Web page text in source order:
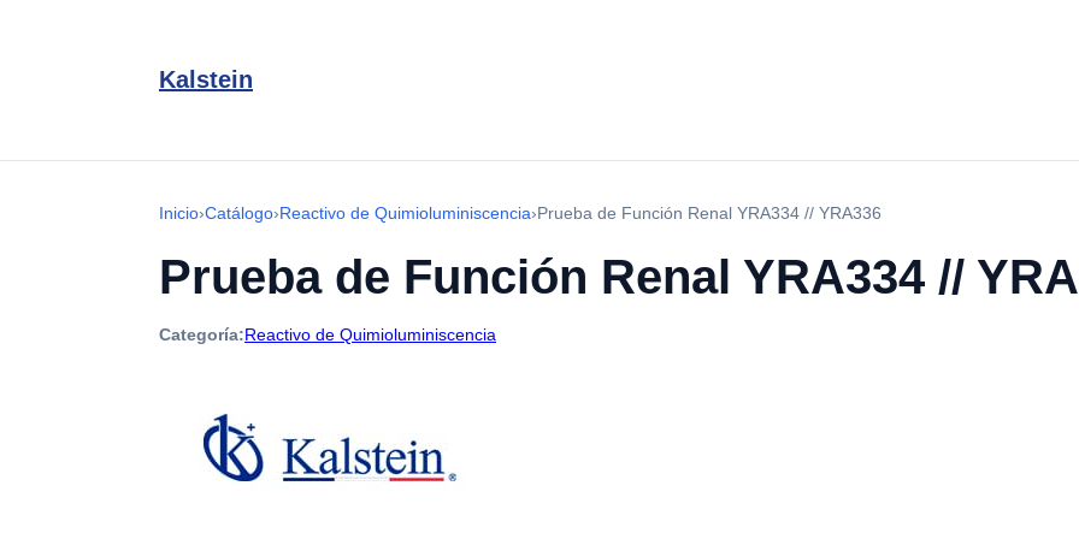
Kalstein
Inicio›Catálogo›Reactivo de Quimioluminiscencia›Prueba de Función Renal YRA334 // YRA336
Prueba de Función Renal YRA334 //
Categoría:Reactivo de Quimioluminiscencia